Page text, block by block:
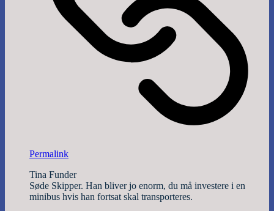
Permalink
Tina Funder
Søde Skipper. Han bliver jo enorm, du må investere i en
minibus hvis han fortsat skal transporteres.